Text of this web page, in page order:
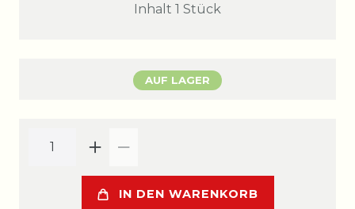
Inhalt 1 Stück
AUF LAGER
IN DEN WARENKORB